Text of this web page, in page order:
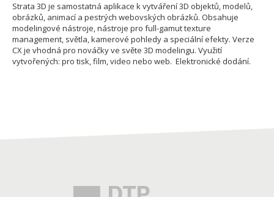
Strata 3D je samostatná aplikace k vytváření 3D objektů, modelů,
obrázků, animací a pestrých webovských obrázků. Obsahuje
modelingové nástroje, nástroje pro full-gamut texture
management, světla, kamerové pohledy a speciální efekty. Verze
CX je vhodná pro nováčky ve světe 3D modelingu. Využití
vytvořených: pro tisk, film, video nebo web. Elektronické dodání.